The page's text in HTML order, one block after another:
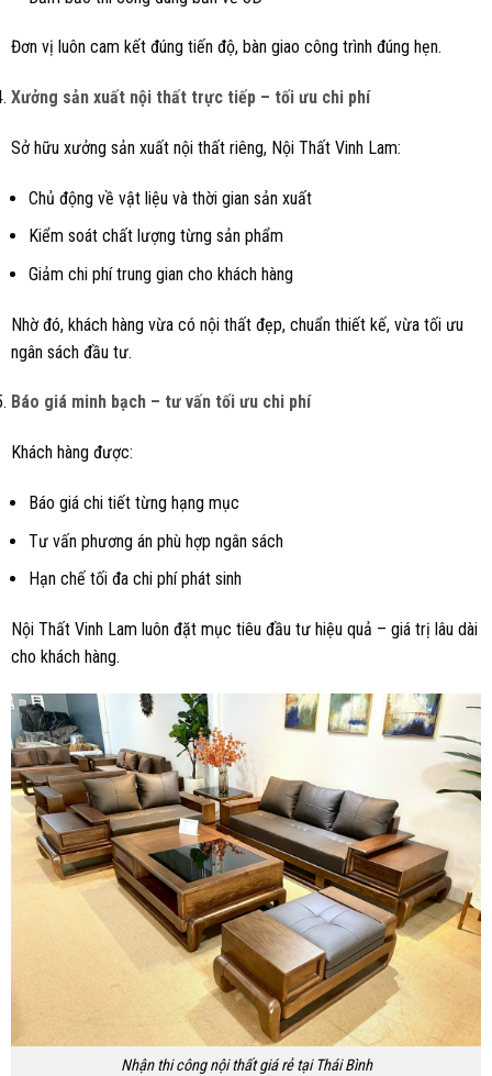
Đơn vị luôn cam kết đúng tiến độ, bàn giao công trình đúng hẹn.
Xưởng sản xuất nội thất trực tiếp – tối ưu chi phí
Sở hữu xưởng sản xuất nội thất riêng, Nội Thất Vinh Lam:
Chủ động về vật liệu và thời gian sản xuất
Kiểm soát chất lượng từng sản phẩm
Giảm chi phí trung gian cho khách hàng
Nhờ đó, khách hàng vừa có nội thất đẹp, chuẩn thiết kế, vừa tối ưu
ngân sách đầu tư.
Báo giá minh bạch – tư vấn tối ưu chi phí
Khách hàng được:
Báo giá chi tiết từng hạng mục
Tư vấn phương án phù hợp ngân sách
Hạn chế tối đa chi phí phát sinh
Nội Thất Vinh Lam luôn đặt mục tiêu đầu tư hiệu quả – giá trị lâu dài
cho khách hàng.
Nhận thi công nội thất giá rẻ tại Thái Bình